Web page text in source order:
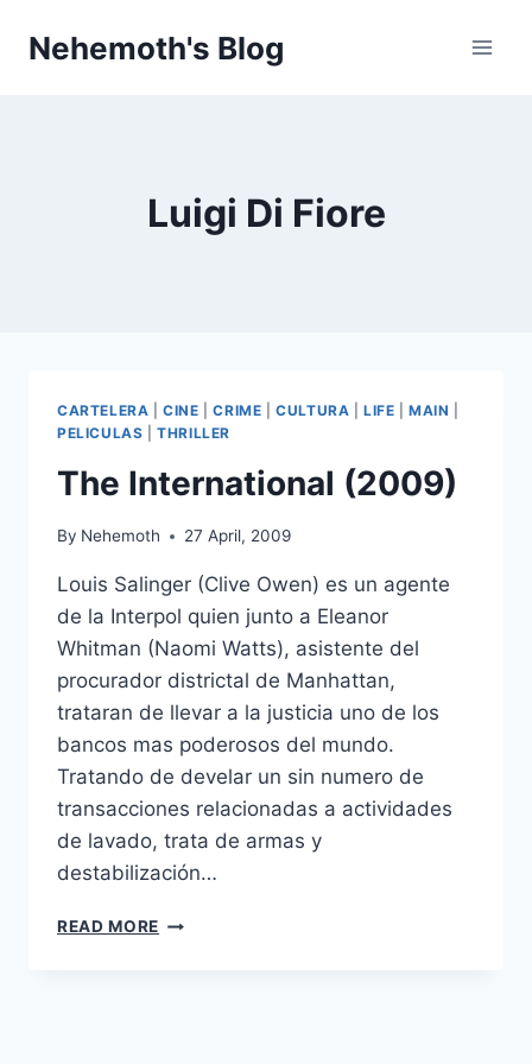
Nehemoth's Blog
Luigi Di Fiore
CARTELERA |CINE |CRIME |CULTURA |LIFE |MAIN
PELICULAS |THRILLER
The International (2009)
By Nehemoth 27 April, 2009
Louis Salinger (Clive Owen) es un agente
de la Interpol quien junto a Eleanor
Whitman (Naomi Watts), asistente del
procurador districtal de Manhattan,
trataran de llevar a la justicia uno de los
bancos mas poderosos del mundo.
Tratando de develar un sin numero de
transacciones relacionadas a actividades
de lavado, trata de armas y
destabilización…
READ MORE THE